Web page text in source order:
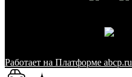
Работает на Платформе abcp.ru